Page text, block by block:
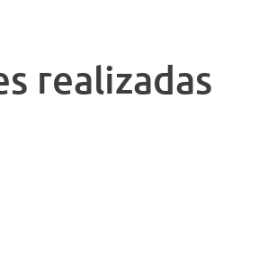
realizadas